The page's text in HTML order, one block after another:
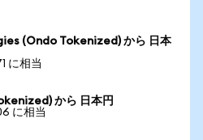
(Ondo Tokenized) から 日本
に相当
から 日本円
に相当